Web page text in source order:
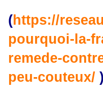
(https://
pourquoi-la-
remede-
peu-couteux/ )